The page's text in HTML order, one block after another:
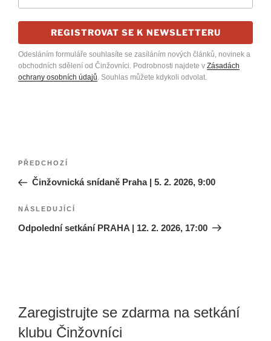
REGISTROVAT SE K NEWSLETTERU
Odesláním formuláře souhlasíte se zasíláním nových článků, novinek a
obchodních sdělení od Činžovníci. Podrobnosti najdete v Zásadách
ochrany osobních údajů. Souhlas můžete kdykoli odvolat.
Navigace
pro
příspěvek
Předchozí
příspěvek
PŘEDCHOZÍ
Činžovnická snídaně Praha | 5. 2. 2026, 9:00
Následující
příspěvek
NÁSLEDUJÍCÍ
Odpolední setkání PRAHA | 12. 2. 2026, 17:00
Zaregistrujte se zdarma na setkání
klubu Činžovníci